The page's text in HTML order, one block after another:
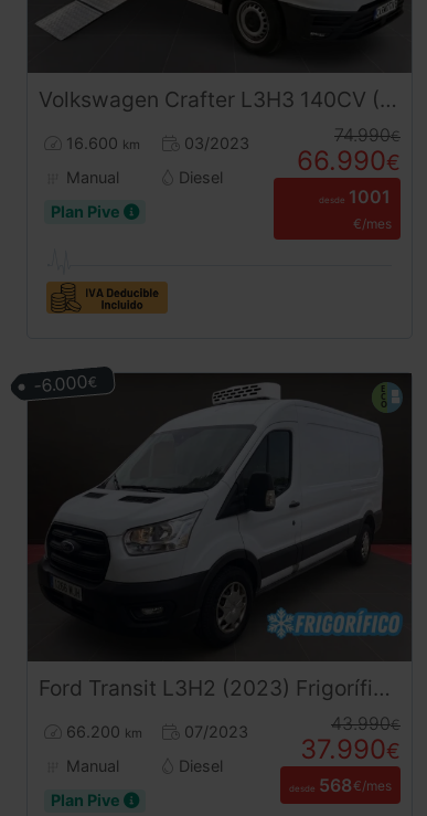
Volkswagen Crafter L3H3 140CV (2023) | 4 Plazas | Con Baño Interior | Paneles Solares | Adicional Adaptada con Rampa PMR (Minusvalidos)
16.600 km
03/2023
Manual
Diesel
Plan Pive
74.990€
66.990€
desde 1001
€/mes
Ford Transit L3H2 (2023) Frigorífico FRCX -20ºC | Equipo de Frío e Isotermo Nuevo a Estrenar | MHEV Etiqueta ECO | Desde 570€/mes
66.200 km
07/2023
Manual
Diesel
Plan Pive
43.990€
37.990€
desde 568€/mes
-6.000€